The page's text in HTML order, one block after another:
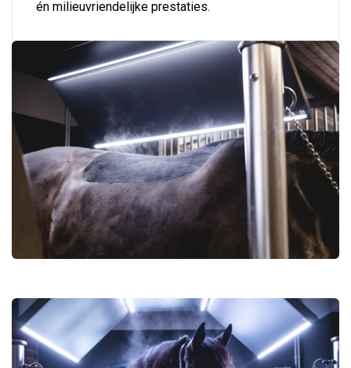
én milieuvriendelijke prestaties.